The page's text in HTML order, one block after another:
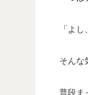
「よ
そんな
普段ま